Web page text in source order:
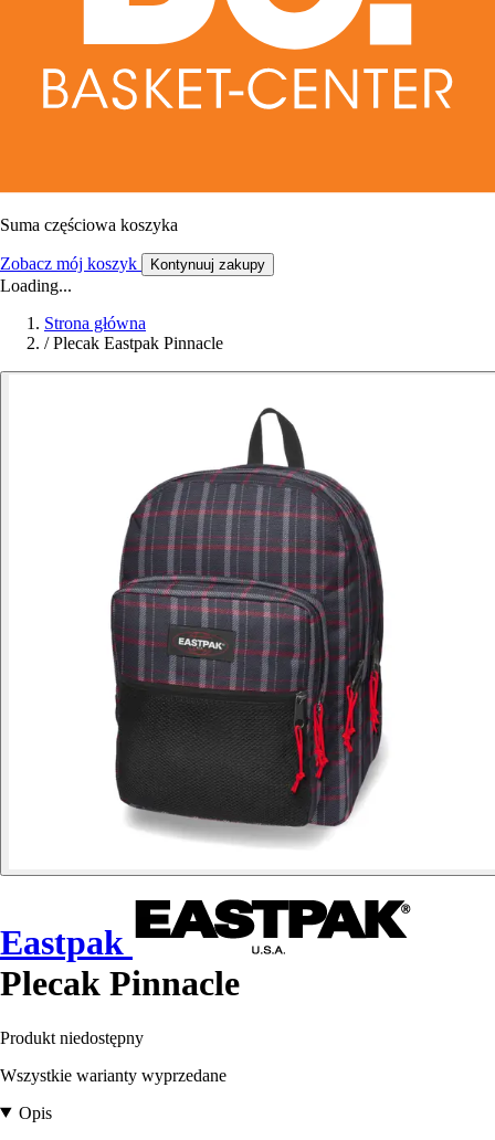
Suma częściowa koszyka
Zobacz mój koszyk Kontynuuj zakupy
Loading...
Strona główna
/ Plecak Eastpak Pinnacle
Eastpak
Plecak Pinnacle
Produkt niedostępny
Wszystkie warianty wyprzedane
Opis